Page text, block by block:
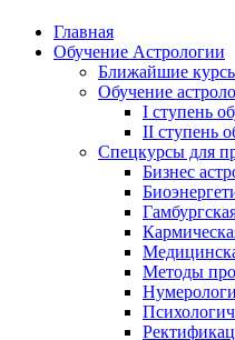
Главная
Обучение Астрологии
Ближайшие
Обучение
I ступень
II ступень
Спецкурсы для
Бизнес
Методы